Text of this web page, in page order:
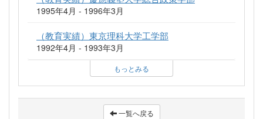
1995年4月 - 1996年3月
（教育実績）東京理科大学工学部
1992年4月 - 1993年3月
もっとみる
一覧へ戻る